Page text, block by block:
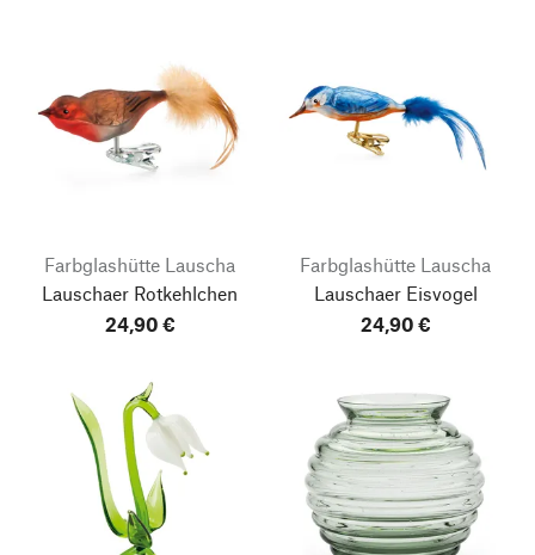
Farbglashütte Lauscha
Lauschaer Rotkehlchen
24,90 €
Farbglashütte Lauscha
Lauschaer Eisvogel
24,90 €